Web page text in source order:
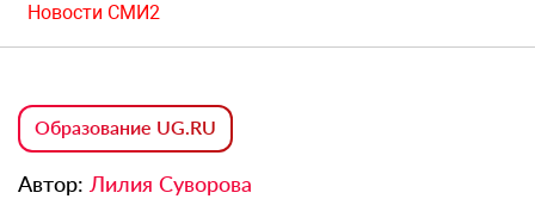
Новости СМИ2
Образование UG.RU
Автор: Лилия Суворова